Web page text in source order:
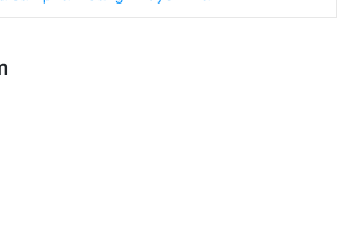
Độ sắc nét, độ tương phản và độ rõ nét